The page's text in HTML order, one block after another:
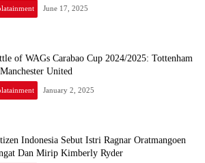
June 17, 2025
of WAGs Carabao Cup 2024/2025: Tottenham
United
January 2, 2025
Indonesia Sebut Istri Ragnar Oratmangoen
Dan Mirip Kimberly Ryder